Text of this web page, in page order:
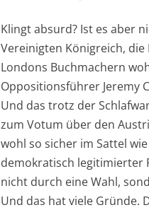
Klingt absurd? Ist es aber
Vereinigten Königreich,
Londons Buchmachern
Oppositionsführer Jeremy
Und das trotz der
zum Votum über den
wohl so sicher im Sattel
demokratisch legitimierter
nicht durch eine Wahl,
Und das hat viele Gründe.